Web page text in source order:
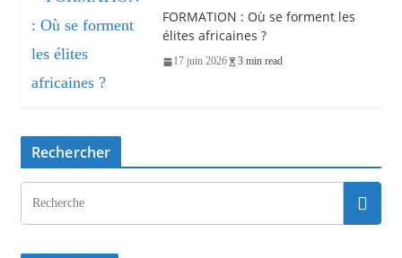
FORMATION : Où se forment les
élites africaines ?
17 juin 2026 3 min read
Rechercher